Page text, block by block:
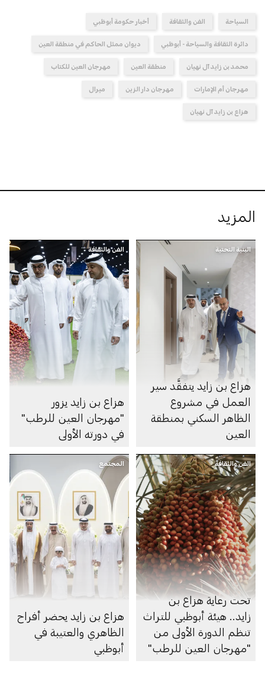
السياحة الفن والثقافة أخبار حكومة أبوظبي
دائرة الثقافة والسياحة - أبوظبي ديوان ممثل الحاكم في منطقة العين
محمد بن زايد آل نهيان منطقة العين مهرجان العين للكتاب
مهرجان أم الإمارات مهرجان دار الزين ميرال
هزاع بن زايد آل نهيان
المزيد
البنية التحتية
هزاع بن زايد يتفقَّد سير
العمل في مشروع
الظاهر السكني بمنطقة
العين
الفن والثقافة
هزاع بن زايد يزور
"مهرجان العين للرطب"
في دورته الأولى
الفن والثقافة
تحت رعاية هزاع بن
زايد.. هيئة أبوظبي للتراث
تنظم الدورة الأولى من
"مهرجان العين للرطب"
المجتمع
هزاع بن زايد يحضر أفراح
الظاهري والعتيبة في
أبوظبي